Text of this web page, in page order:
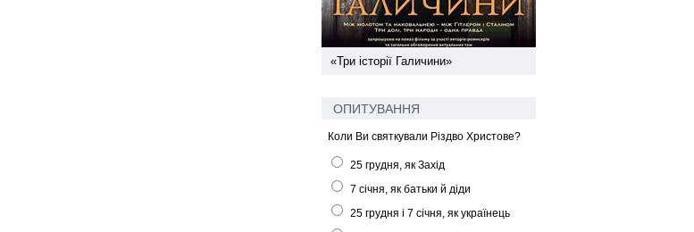
«Три історії Галичини»
ОПИТУВАННЯ
Коли Ви святкували Різдво Христове?
25 грудня, як Захід
7 січня, як батьки й діди
25 грудня і 7 січня, як українець